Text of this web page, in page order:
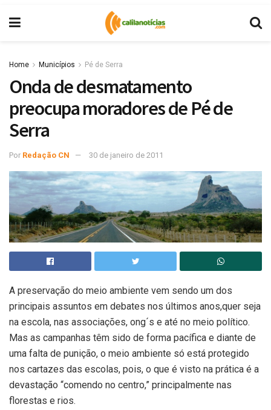
Home Municípios Pé de Serra
Onda de desmatamento
preocupa moradores de Pé de
Serra
Por Redação CN 30 de janeiro de 2011
A preservação do meio ambiente vem sendo um dos
principais assuntos em debates nos últimos anos,quer seja
na escola, nas associações, ong´s e até no meio político.
Mas as campanhas têm sido de forma pacífica e diante de
uma falta de punição, o meio ambiente só está protegido
nos cartazes das escolas, pois, o que é visto na prática é a
devastação “comendo no centro,” principalmente nas
florestas e rios.